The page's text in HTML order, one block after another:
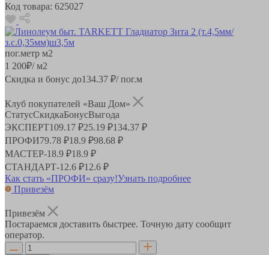
Код товара: 625027
пог.метр м2
1 200₽/ м2
Скидка и бонус до134.37 ₽/ пог.м
Клуб покупателей «Ваш Дом»
СтатусСкидкаБонусВыгода
ЭКСПЕРТ109.17 ₽25.19 ₽134.37 ₽
ПРОФИ79.78 ₽18.9 ₽98.68 ₽
МАСТЕР-18.9 ₽18.9 ₽
СТАНДАРТ-12.6 ₽12.6 ₽
Как стать «ПРОФИ» сразу!Узнать подробнее
Привезём
Привезём
Постараемся доставить быстрее. Точную дату сообщит
оператор.